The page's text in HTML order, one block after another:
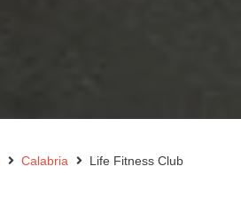
Calabria Life Fitness Club